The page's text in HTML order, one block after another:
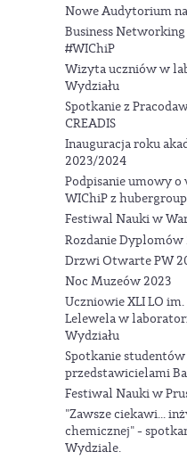
Nowe Audytorium
Business Networking
#WIChiP
Wizyta uczniów w
Wydziału
Spotkanie z
CREADIS
Inauguracja roku
2023/2024
Podpisanie umowy o
WIChiP z
Festiwal Nauki w
Rozdanie Dyplomów
Drzwi Otwarte PW
Noc Muzeów 2023
Uczniowie XLI LO im.
Lelewela w
Wydziału
Spotkanie studentów
przedstawicielami
Festiwal Nauki w
"Zawsze ciekawi...
chemicznej" -
Wydziale.